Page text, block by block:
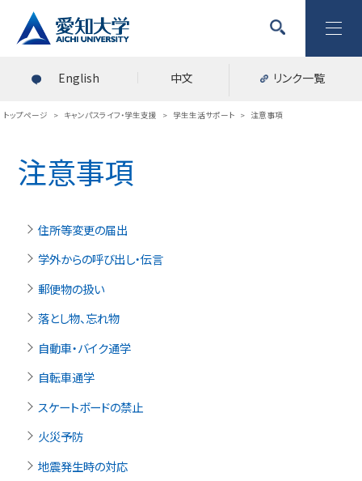
English 中文 リンク一覧
トップページ > キャンパスライフ・学生支援 > 学生生活サポート > 注意事項
注意事項
住所等変更の届出
学外からの呼び出し・伝言
郵便物の扱い
落とし物、忘れ物
自動車・バイク通学
自転車通学
スケートボードの禁止
火災予防
地震発生時の対応